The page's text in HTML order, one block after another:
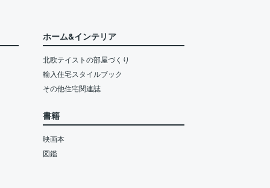
ホーム&インテリア
北欧テイストの部屋づくり
輸入住宅スタイルブック
その他住宅関連誌
書籍
映画本
図鑑